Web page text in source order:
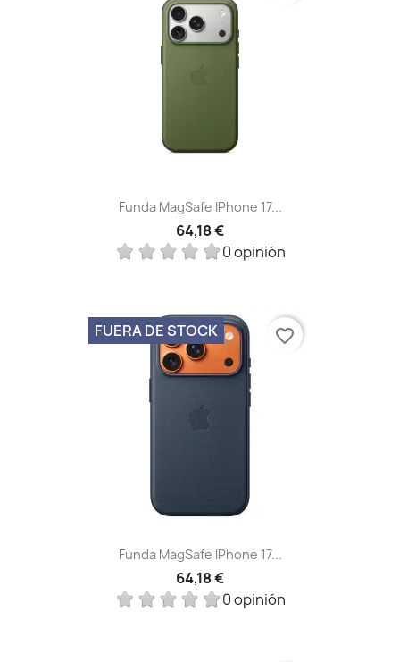
Funda MagSafe IPhone 17...
64,18 €
0 opinión
Funda MagSafe IPhone 17...
64,18 €
0 opinión
FUERA DE STOCK favorite_border